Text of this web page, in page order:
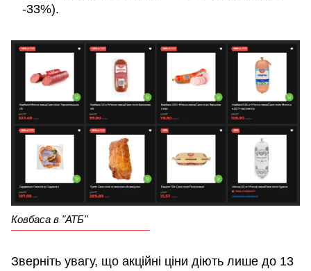
-33%).
Ковбаса в "АТБ"
Зверніть увагу, що акційні ціни діють лише до 13